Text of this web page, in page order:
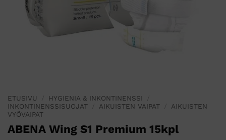
ETUSIVU HYGIENIA & INKONTINENSSI
INKONTINENSSISUOJAT
AIKUISTEN VAIPAT
AIKUISTEN
VYÖVAIPAT
ABENA Wing S1 Premium 15kpl